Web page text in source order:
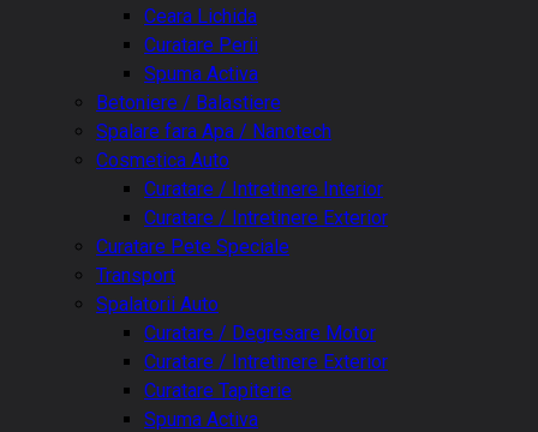
Ceara Lichida
Curatare Perii
Spuma Activa
Betoniere / Balastiere
Spalare fara Apa / Nanotech
Cosmetica Auto
Curatare / Intretinere Interior
Curatare / Intretinere Exterior
Curatare Pete Speciale
Transport
Spalatorii Auto
Curatare / Degresare Motor
Curatare / Intretinere Exterior
Curatare Tapiterie
Spuma Activa